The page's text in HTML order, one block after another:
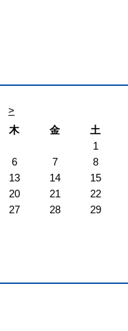
>
木 金
土
1
6 7
8
13 14
15
20 21
22
27 28
29